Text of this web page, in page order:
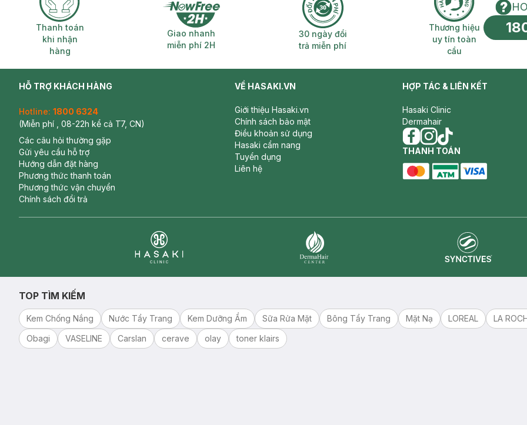
Thanh toán khi nhận hàng
Thanh toán
khi nhận
hàng
Giao nhanh miễn phí 2H
Giao nhanh
miễn phí 2H
30 ngày đổi trả miễn phí
30 ngày đổi
trả miễn phí
Thương hiệu uy
Thương hiệu
uy tín toàn
cầu
HỖ TRỢ KHÁCH HÀNG
Hotline: 1800 6324
(Miễn phí , 08-22h kể cả T7, CN)
Các câu hỏi thường gặp
Gửi yêu cầu hỗ trợ
Hướng dẫn đặt hàng
Phương thức thanh toán
Phương thức vận chuyển
Chính sách đổi trả
VỀ HASAKI.VN
Giới thiệu Hasaki.vn
Chính sách bảo mật
Điều khoản sử dụng
Hasaki cẩm nang
Tuyển dụng
Liên hệ
HỢP TÁC & LIÊN KẾT
Hasaki Clinic
Dermahair
facebook
instagram
tiktok
THANH TOÁN
TOP TÌM KIẾM
Kem Chống Nắng Nước Tẩy Trang Kem Dưỡng Ẩm Sữa Rửa Mặt Bông Tẩy Trang Mặt Nạ LOREAL LA
Obagi
VASELINE Carslan cerave olay toner klairs